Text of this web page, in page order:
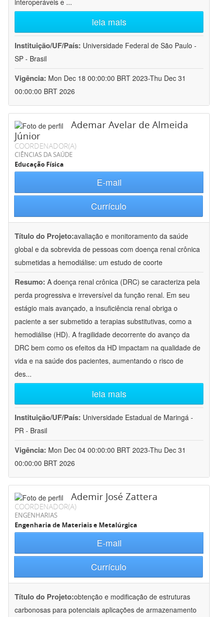
interoperáveis e ...
leia mais
Instituição/UF/País: Universidade Federal de São Paulo -
SP - Brasil
Vigência: Mon Dec 18 00:00:00 BRT 2023-Thu Dec 31
00:00:00 BRT 2026
Ademar Avelar de Almeida
Júnior
COORDENADOR(A)
CIÊNCIAS DA SAÚDE
Educação Física
E-mail
Currículo
Título do Projeto:avaliação e monitoramento da saúde
global e da sobrevida de pessoas com doença renal crônica
submetidas a hemodiálise: um estudo de coorte
Resumo: A doença renal crônica (DRC) se caracteriza pela
perda progressiva e irreversível da função renal. Em seu
estágio mais avançado, a insuficiência renal obriga o
paciente a ser submetido a terapias substitutivas, como a
hemodiálise (HD). A fragilidade decorrente do avanço da
DRC bem como os efeitos da HD impactam na qualidade de
vida e na saúde dos pacientes, aumentando o risco de
des...
leia mais
Instituição/UF/País: Universidade Estadual de Maringá -
PR - Brasil
Vigência: Mon Dec 04 00:00:00 BRT 2023-Thu Dec 31
00:00:00 BRT 2026
Ademir José Zattera
COORDENADOR(A)
ENGENHARIAS
Engenharia de Materiais e Metalúrgica
E-mail
Currículo
Título do Projeto:obtenção e modificação de estruturas
carbonosas para potenciais aplicações de armazenamento